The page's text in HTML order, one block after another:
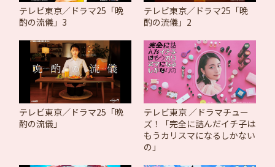
テレビ東京／ドラマ25「晩
酌の流儀」3
テレビ東京／ドラマ25「晩
酌の流儀」2
テレビ東京／ドラマ25「晩
酌の流儀」
テレビ東京 ／ドラマチュー
ズ！「完全に詰んだイチ子は
もうカリスマになるしかない
の」